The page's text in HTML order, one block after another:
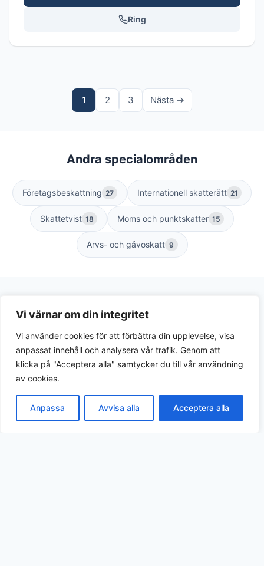
Vi värnar om din integritet
Vi använder cookies för att förbättra din upplevelse, visa
anpassat innehåll och analysera vår trafik. Genom att
klicka på "Acceptera alla" samtycker du till vår användning
av cookies.
Anpassa Avvisa alla Acceptera alla
Ring
1 2 3 Nästa →
Andra specialområden
Företagsbeskattning 27 Internationell skatterätt 21
Skattetvist 18 Moms och punktskatter 15
Arvs- och gåvoskatt 9